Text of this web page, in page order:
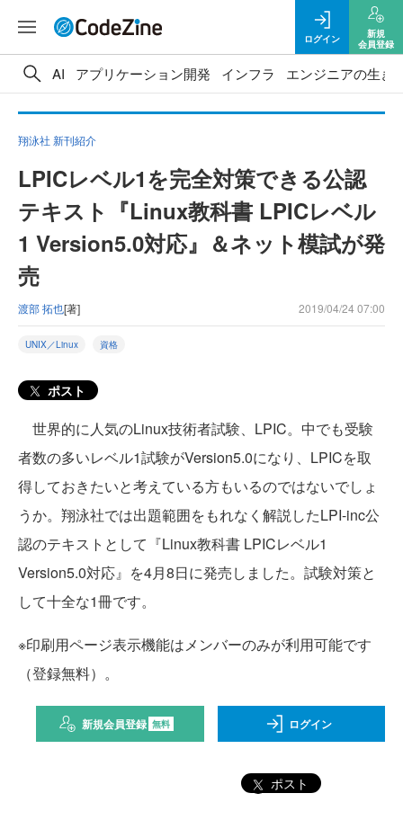
ログイン
新規
会員登録
AI アプリケーション開発 インフラ エンジニアの生き
翔泳社 新刊紹介
LPICレベル1を完全対策できる公認
テキスト『Linux教科書 LPICレベル
1 Version5.0対応』＆ネット模試が発
売
渡部 拓也[著] 2019/04/24 07:00
UNIX／Linux 資格
ポスト
世界的に人気のLinux技術者試験、LPIC。中でも受験
者数の多いレベル1試験がVersion5.0になり、LPICを取
得しておきたいと考えている方もいるのではないでしょ
うか。翔泳社では出題範囲をもれなく解説したLPI-inc公
認のテキストとして『Linux教科書 LPICレベル1
Version5.0対応』を4月8日に発売しました。試験対策と
して十全な1冊です。
※印刷用ページ表示機能はメンバーのみが利用可能です
（登録無料）。
新規会員登録 無料 ログイン
ポスト